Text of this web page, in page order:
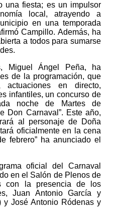
una fiesta; es un impulsor
local, atrayendo a
en una temporada
Campillo. Además, ha
a todos para sumarse
Miguel Ángel Peña, ha
de la programación, que
actuaciones en directo,
infantiles, un concurso de
noche de Martes de
Don Carnaval”. Este año,
al personaje de Doña
oficialmente en la cena
febrero” ha anunciado el
oficial del Carnaval
en el Salón de Plenos de
con la presencia de los
Juan Antonio García y
y José Antonio Ródenas y